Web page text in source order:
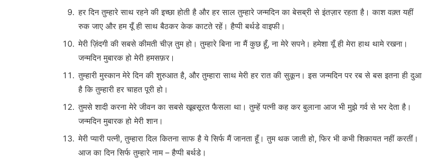
हर दिन तुम्हारे साथ रहने की इच्छा होती है और हर साल तुम्हारे जन्मदिन का बेसब्री से इंतज़ार रहता है। काश वक़्त यहीं
रुक जाए और हम यूँ ही साथ बैठकर केक काटते रहें। हैप्पी बर्थडे वाइफी।
मेरी ज़िंदगी की सबसे कीमती चीज़ तुम हो। तुम्हारे बिना ना मैं कुछ हूँ, ना मेरे सपने। हमेशा यूँ ही मेरा हाथ थामे रखना।
जन्मदिन मुबारक हो मेरी हमसफ़र।
तुम्हारी मुस्कान मेरे दिन की शुरुआत है, और तुम्हारा साथ मेरी हर रात की सुकून। इस जन्मदिन पर रब से बस इतना ही दुआ
है कि तुम्हारी हर चाहत पूरी हो।
तुमसे शादी करना मेरे जीवन का सबसे खूबसूरत फैसला था। तुम्हें पत्नी कह कर बुलाना आज भी मुझे गर्व से भर देता है।
जन्मदिन मुबारक हो मेरी शान।
मेरी प्यारी पत्नी, तुम्हारा दिल कितना साफ है ये सिर्फ मैं जानता हूँ। तुम थक जाती हो, फिर भी कभी शिकायत नहीं करतीं।
आज का दिन सिर्फ तुम्हारे नाम – हैप्पी बर्थडे।